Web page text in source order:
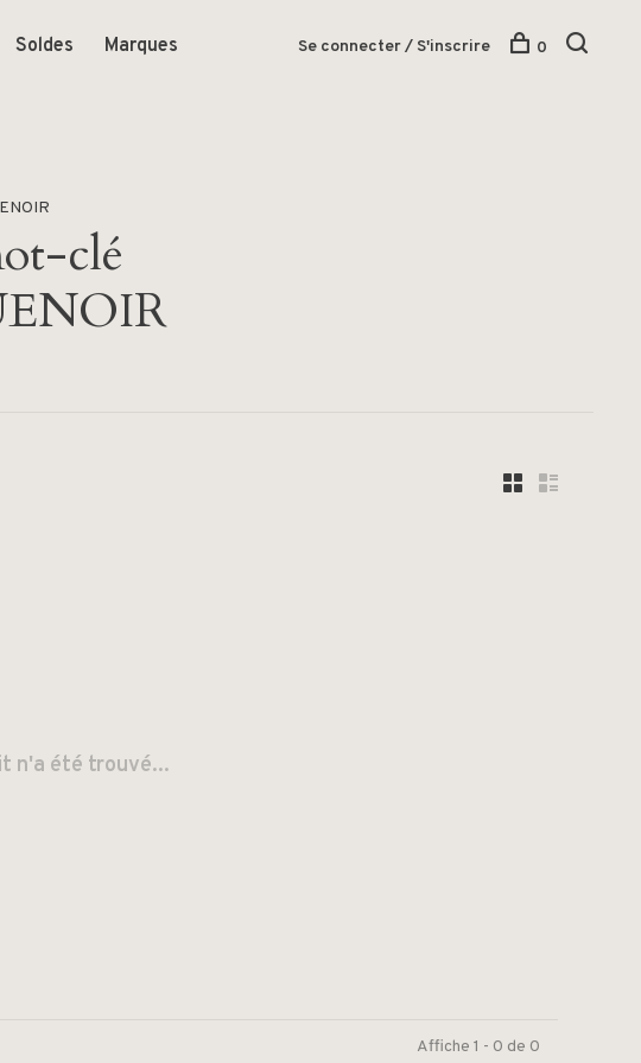
Soldes Marques Se connecter / S'inscrire 0
clé
n'a été trouvé...
Affiche 1 - 0 de 0